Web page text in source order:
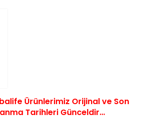
Ürünlerimiz Orijinal ve Son
Tarihleri Günceldir…